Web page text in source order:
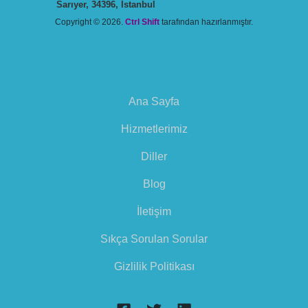
Sarıyer, 34396, İstanbul
Copyright © 2026. Ctrl Shift tarafından hazırlanmıştır.
Ana Sayfa
Hizmetlerimiz
Diller
Blog
İletişim
Sıkça Sorulan Sorular
Gizlilik Politikası